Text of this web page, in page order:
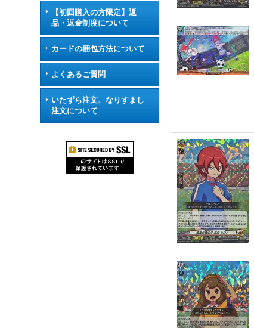
【初回購入の方限定】返
品・返金制度について
カードの梱包方法について
よくあるご質問
いたずら注文、なりすまし
注文について